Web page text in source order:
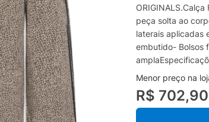
peça solta ao
laterais aplicadas
embutido- Bolsos
Menor preço na
R$ 702,90